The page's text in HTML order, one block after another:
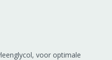
voor optimale